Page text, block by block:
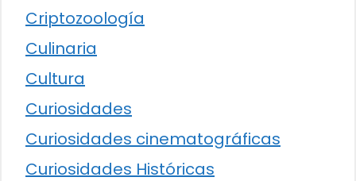
Criptozoología
Culinaria
Cultura
Curiosidades
Curiosidades cinematográficas
Curiosidades Históricas